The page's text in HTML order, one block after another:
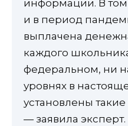
информации. В том
и в период
выплачена
каждого
федеральном, ни
уровнях в
установлены
— заявила эксперт.